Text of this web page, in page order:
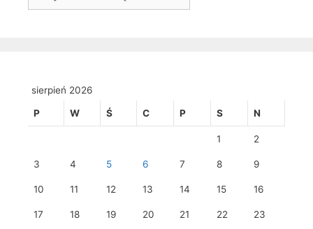
sierpień 2026
P W Ś C P S N
1 2
3 4 5 6 7 8 9
10 11 12 13 14 15 16
17 18 19 20 21 22 23